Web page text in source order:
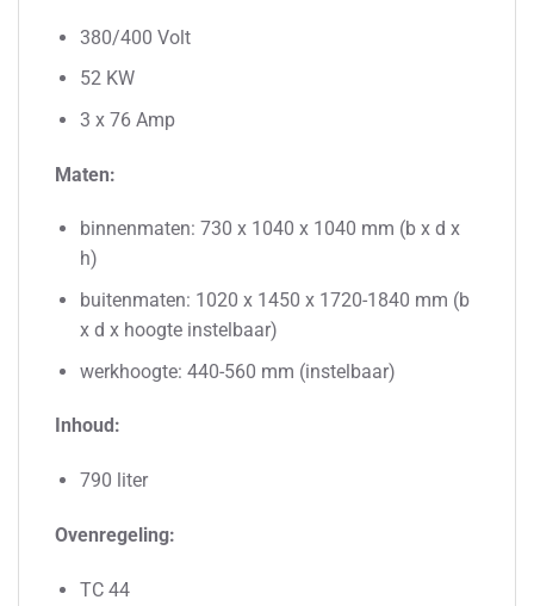
380/400 Volt
52 KW
3 x 76 Amp
Maten:
binnenmaten: 730 x 1040 x 1040 mm (b x d x
h)
buitenmaten: 1020 x 1450 x 1720-1840 mm (b
x d x hoogte instelbaar)
werkhoogte: 440-560 mm (instelbaar)
Inhoud:
790 liter
Ovenregeling:
TC 44